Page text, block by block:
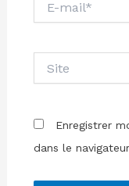
mail*
Enregistrer
dans le